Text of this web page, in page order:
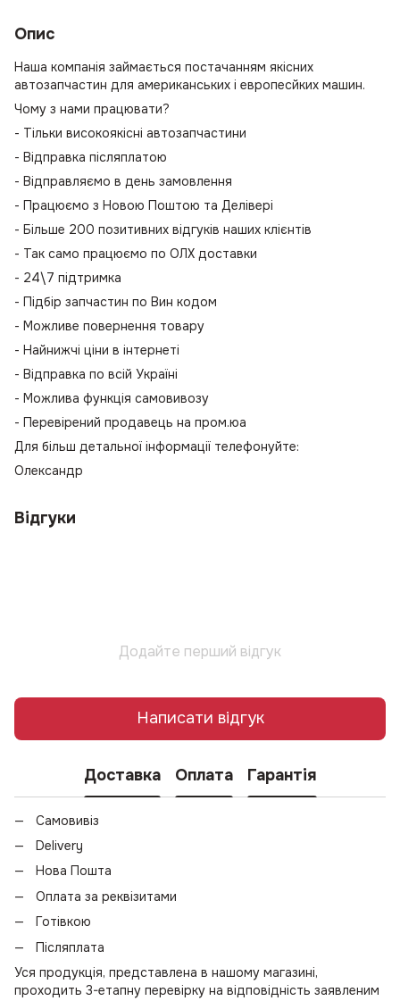
Опис
Наша компанія займається постачанням якісних
автозапчастин для американських і европесйких машин.
Чому з нами працювати?
- Тільки високоякісні автозапчастини
- Відправка післяплатою
- Відправляємо в день замовлення
- Працюємо з Новою Поштою та Делівері
- Більше 200 позитивних відгуків наших клієнтів
- Так само працюємо по ОЛХ доставки
- 24\7 підтримка
- Підбір запчастин по Вин кодом
- Можливе повернення товару
- Найнижчі ціни в інтернеті
- Відправка по всій Україні
- Можлива функція самовивозу
- Перевірений продавець на пром.юа
Для більш детальної інформації телефонуйте:
Олександр
Відгуки
Додайте перший відгук
Написати відгук
Доставка Оплата Гарантія
Самовивіз
Delivery
Нова Пошта
Оплата за реквізитами
Готівкою
Післяплата
Уся продукція, представлена в нашому магазині,
проходить 3-етапну перевірку на відповідність заявленим